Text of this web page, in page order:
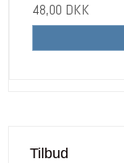
48,00 DKK
Tilbud